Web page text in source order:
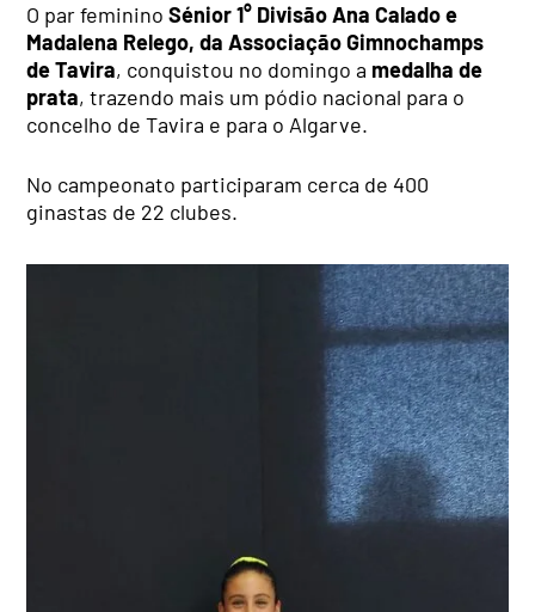
O par femininoSénior 1° Divisão Ana Calado e
Madalena Relego, da Associação Gimnochamps
de Tavira, conquistou no domingo a medalha de
prata, trazendo mais um pódio nacional para o
concelho de Tavira e para o Algarve.
No campeonato participaram cerca de 400
ginastas de 22 clubes.